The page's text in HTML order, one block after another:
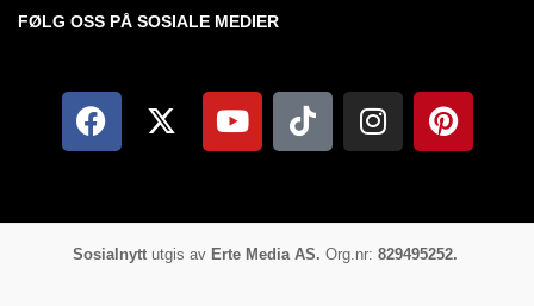
FØLG OSS PÅ SOSIALE MEDIER​
Sosialnyttutgis av Erte Media AS. Org.nr: 829495252.